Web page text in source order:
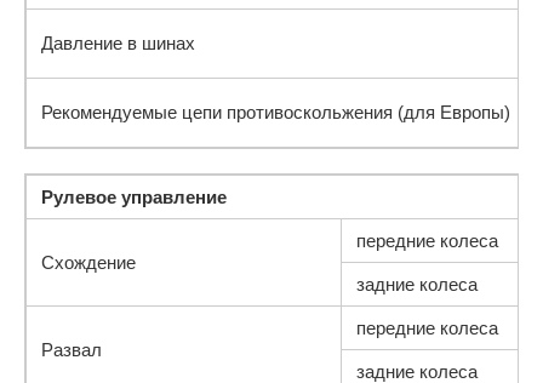
Давление в шинах
Рекомендуемые цепи противоскольжения (для Европы)
Рулевое управление
Схождение
передние колеса
задние колеса
Развал
передние колеса
задние колеса